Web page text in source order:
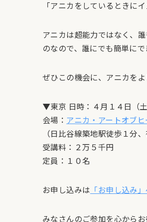
「アニカをしているときに
アニカは超能力ではなく、
のなので、誰にでも簡単にで
ぜひこの機会に、アニカを
▼東京 日時：４月１４日（
会場： アニカ・アートオブ
（日比谷線築地駅徒歩１分
受講料：２万５千円
定員：１０名
お申し込みは 「お申し込み
みなさんのご参加を心から